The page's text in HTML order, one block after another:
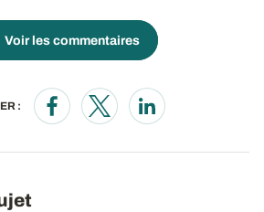
Voir les commentaires
:
Opens in a new window
Opens in a new window
Opens in a new